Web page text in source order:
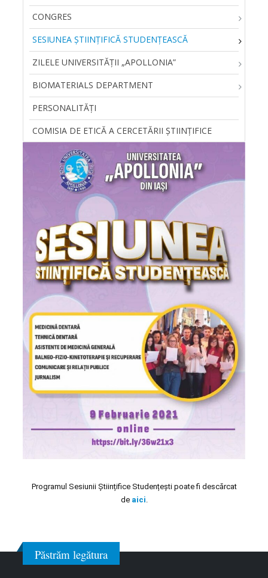
CONGRES
SESIUNEA ȘTIINȚIFICĂ STUDENȚEASCĂ
ZILELE UNIVERSITĂŢII „APOLLONIA”
BIOMATERIALS DEPARTMENT
PERSONALITĂŢI
COMISIA DE ETICĂ A CERCETĂRII ȘTIINȚIFICE
Programul Sesiunii Științifice Studențești poate fi descărcat
de aici
Păstrăm legătura